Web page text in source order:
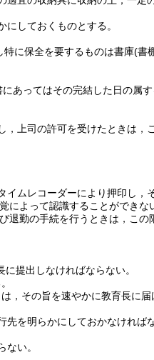
しておくものとする。
に保全を要するものは書庫(書
あってはその完結した日の属
，上司の許可を受けたときは，
ムレコーダーにより押印し，
によって認識することができな
退勤の手続を行うときは，この
に提出しなければならない。
，その旨を速やかに教育長に届
を明らかにしておかなければ
い。